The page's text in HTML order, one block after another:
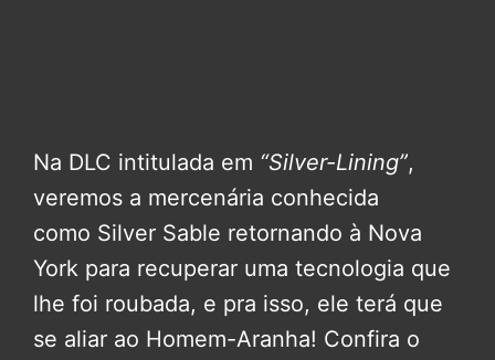
Na DLC intitulada em “Silver-Lining”,
veremos a mercenária conhecida
como Silver Sable retornando à Nova
York para recuperar uma tecnologia que
lhe foi roubada, e pra isso, ele terá que
se aliar ao Homem-Aranha! Confira o